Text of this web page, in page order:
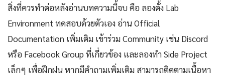
สิ่งที่ควรทำต่อหลังอ่านบทความนี้จบ คือ ลองตั้ง Lab
Environment ทดสอบด้วยตัวเอง อ่าน Official
Documentation เพิ่มเติม เข้าร่วม Community เช่น Discord
หรือ Facebook Group ที่เกี่ยวข้อง และลองทำ Side Project
เล็กๆ เพื่อฝึกฝน หากมีคำถามเพิ่มเติม สามารถติดตามเนื้อหา